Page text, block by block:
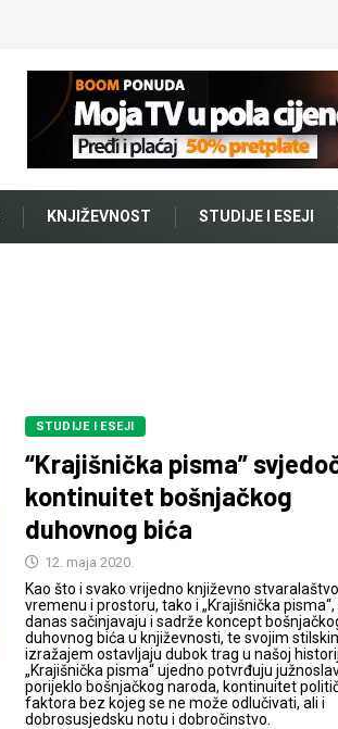
KNJIŽEVNOST STUDIJE I ESEJI
STUDIJE I ESEJI
“Krajišnička pisma”
kontinuitet bošnjačkog
duhovnog bića
12. maja 2020.
Kao što i svako vrijedno književno
vremenu i prostoru, tako i „Krajišnička pisma“,
danas sačinjavaju i sadrže koncept
duhovnog bića u književnosti, te svojim
izražajem ostavljaju dubok trag u našoj
„Krajišnička pisma“ ujedno potvrđuju
porijeklo bošnjačkog naroda, kontinuitet
faktora bez kojeg se ne može odlučivati, ali i
dobrosusjedsku notu i dobročinstvo.